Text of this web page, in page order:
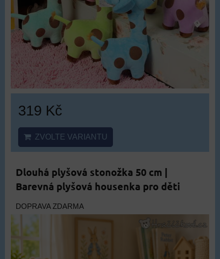
319 Kč
ZVOLTE VARIANTU
Dlouhá plyšová stonožka 50 cm |
Barevná plyšová housenka pro děti
DOPRAVA ZDARMA